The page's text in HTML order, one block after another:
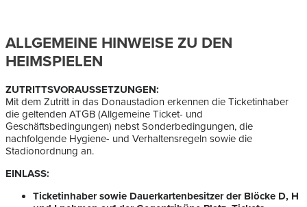
ALLGEMEINE HINWEISE ZU DEN
HEIMSPIELEN
ZUTRITTSVORAUSSETZUNGEN:
Mit dem Zutritt in das Donaustadion erkennen die Ticketinhaber
die geltenden ATGB (Allgemeine Ticket- und
Geschäftsbedingungen) nebst Sonderbedingungen, die
nachfolgende Hygiene- und Verhaltensregeln sowie die
Stadionordnung an.
EINLASS:
Ticketinhaber sowie Dauerkartenbesitzer der Blöcke D, H